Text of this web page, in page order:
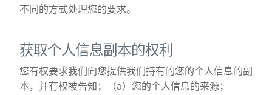
不同的方式处理您的要求。
获取个人信息副本的权利
您有权要求我们向您提供我们持有的您的个人信息的副
本，并有权被告知；（a）您的个人信息的来源；